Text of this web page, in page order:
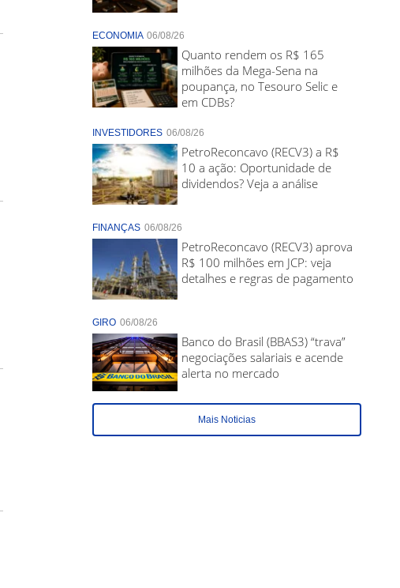
ECONOMIA 06/08/26
Quanto rendem os R$ 165
milhões da Mega-Sena na
poupança, no Tesouro Selic e
em CDBs?
INVESTIDORES 06/08/26
PetroReconcavo (RECV3) a R$
10 a ação: Oportunidade de
dividendos? Veja a análise
FINANÇAS 06/08/26
PetroReconcavo (RECV3) aprova
R$ 100 milhões em JCP: veja
detalhes e regras de pagamento
GIRO 06/08/26
Banco do Brasil (BBAS3) “trava”
negociações salariais e acende
alerta no mercado
Mais Noticias